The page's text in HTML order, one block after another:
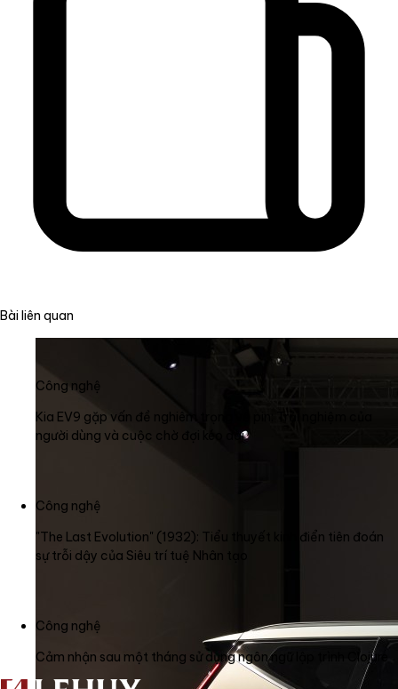
Bài liên quan
Công nghệ
Kia EV9 gặp vấn đề nghiêm trọng về pin: Trải nghiệm của
người dùng và cuộc chờ đợi kéo dài
Công nghệ
"The Last Evolution" (1932): Tiểu thuyết kinh điển tiên đoán
sự trỗi dậy của Siêu trí tuệ Nhân tạo
Công nghệ
Cảm nhận sau một tháng sử dụng ngôn ngữ lập trình Clojure